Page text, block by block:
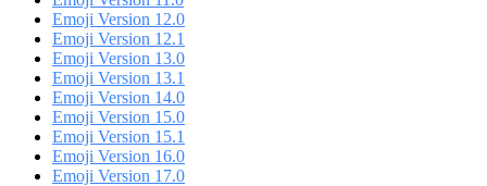
Emoji Version 12.0
Emoji Version 12.1
Emoji Version 13.0
Emoji Version 13.1
Emoji Version 14.0
Emoji Version 15.0
Emoji Version 15.1
Emoji Version 16.0
Emoji Version 17.0